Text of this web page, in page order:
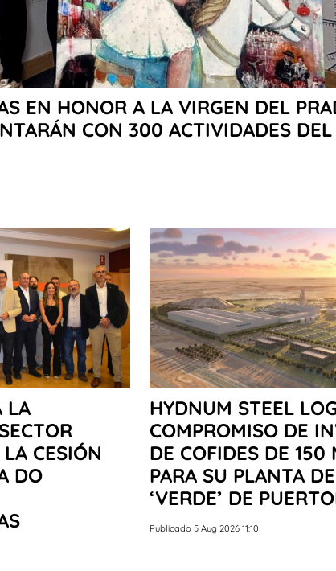
EN HONOR A LA VIRGEN DEL
CON 300 ACTIVIDADES
LA
CESIÓN
DO
HYDNUM STEEL
COMPROMISO DE
DE COFIDES DE 150
PARA SU PLANTA
‘VERDE’ DE
Publicado 5 Aug 2026 11:10